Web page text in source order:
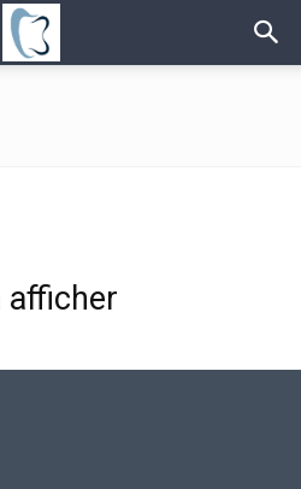
afficher